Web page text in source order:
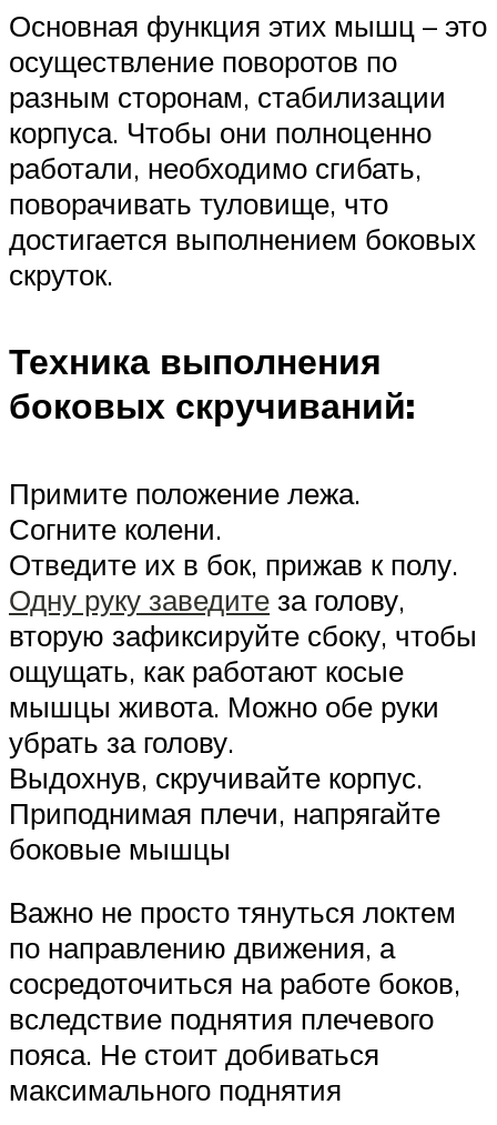
Основная функция этих мышц – это
осуществление поворотов по
разным сторонам, стабилизации
корпуса. Чтобы они полноценно
работали, необходимо сгибать,
поворачивать туловище, что
достигается выполнением боковых
скруток.
Техника выполнения
боковых скручиваний:
Примите положение лежа.
Согните колени.
Отведите их в бок, прижав к полу.
Одну руку заведите за голову,
вторую зафиксируйте сбоку, чтобы
ощущать, как работают косые
мышцы живота. Можно обе руки
убрать за голову.
Выдохнув, скручивайте корпус.
Приподнимая плечи, напрягайте
боковые мышцы
Важно не просто тянуться локтем
по направлению движения, а
сосредоточиться на работе боков,
вследствие поднятия плечевого
пояса. Не стоит добиваться
максимального поднятия